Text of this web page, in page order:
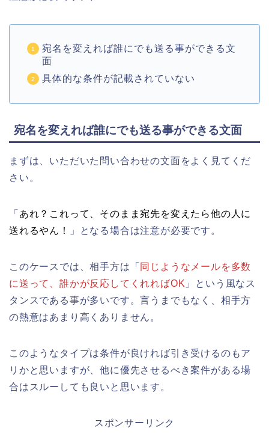
宛名を変えれば誰にでも送る事ができる文
面
具体的な条件が記載されていない
宛名を変えれば誰にでも送る事ができる文面
まずは、いただいた問い合わせの文面をよく見てくだ
さい。
「 あれ？これって、そのまま宛先を変えたら他の人に
送れるやん！
」となる場合は注意が必要です。
このケースでは、相手方は「 同じようなメールを多数
に送って、誰かが反応してくれればOK 」という風なス
タンスである事が多いです。言うまでもなく、相手方
の熱意はあまり高くありません。
このようなタイプは条件が良ければ引き受けるのもア
リかと思いますが、他に優先させるべき案件がある場
合はスルーしても良いと思います。
スポンサーリンク